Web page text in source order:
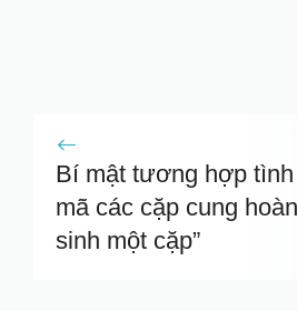
Bí mật tương hợp
mã các cặp cung
sinh một cặp”